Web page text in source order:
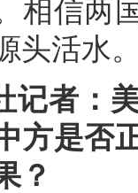
相信两
头活水。
记者：
方是否
？